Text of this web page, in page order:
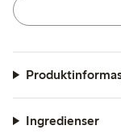
Ingredienser